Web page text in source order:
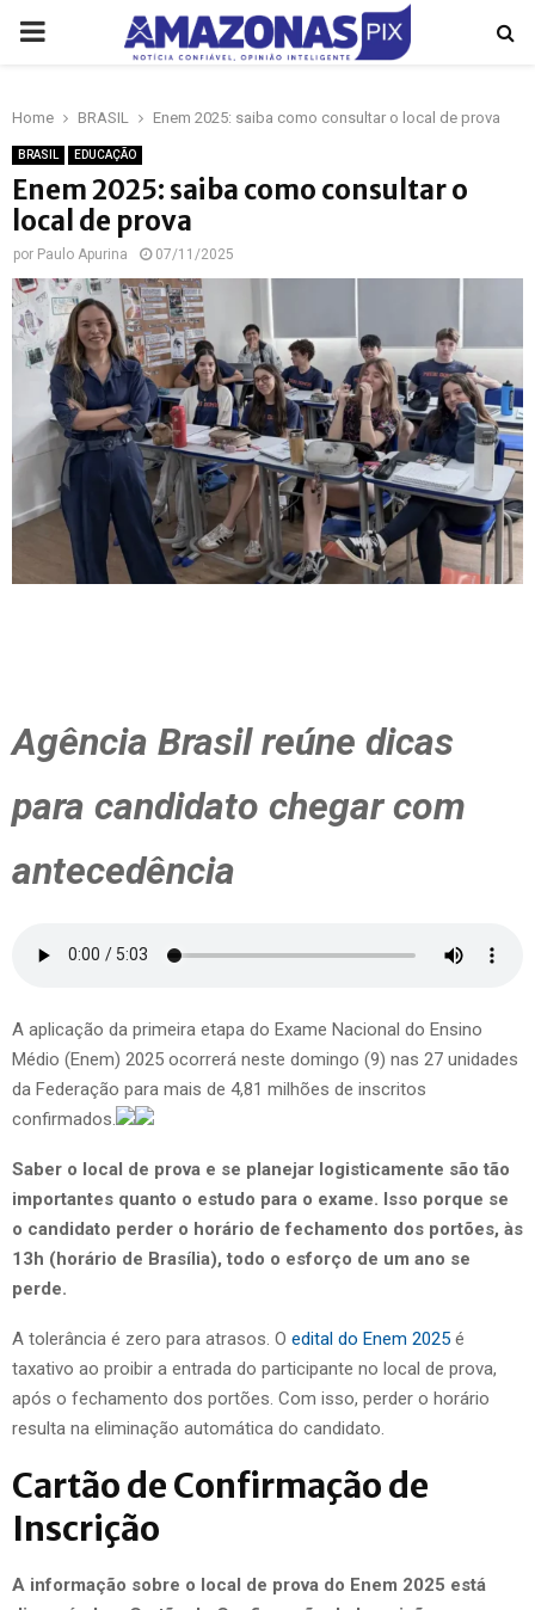
PRIMARY
Home BRASIL Enem 2025: saiba como consultar o local de prova
BRASIL EDUCAÇÃO
Enem 2025: saiba como consultar o
local de prova
por Paulo Apurina 07/11/2025
Agência Brasil reúne dicas
para candidato chegar com
antecedência
A aplicação da primeira etapa do Exame Nacional do Ensino
Médio (Enem) 2025 ocorrerá neste domingo (9) nas 27 unidades
da Federação para mais de 4,81 milhões de inscritos
confirmados.
Saber o local de prova e se planejar logisticamente são tão
importantes quanto o estudo para o exame. Isso porque se
o candidato perder o horário de fechamento dos portões, às
13h (horário de Brasília), todo o esforço de um ano se
perde.
A tolerância é zero para atrasos. O edital do Enem 2025 é
taxativo ao proibir a entrada do participante no local de prova,
após o fechamento dos portões. Com isso, perder o horário
resulta na eliminação automática do candidato.
Cartão de Confirmação de
Inscrição
A informação sobre o local de prova do Enem 2025 está